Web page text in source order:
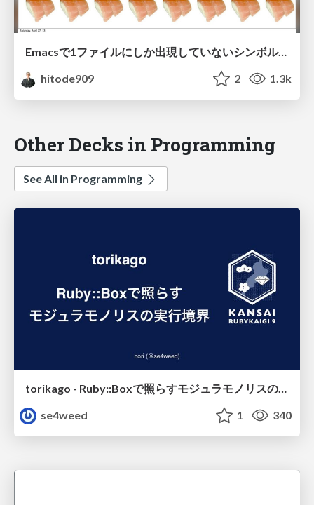
Emacsで1ファイルにしか出現していないシンボルをハイライトするやつ
hitode909
2 1.3k
Other Decks in Programming
See All in Programming
se4weed
1 340